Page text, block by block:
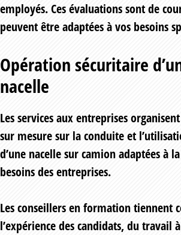
employés. Ces évaluations sont de
peuvent être adaptées à vos besoins
Opération sécuritaire
nacelle
Les services aux entreprises
sur mesure sur la conduite et
d’une nacelle sur camion adaptées à
besoins des entreprises.
Les conseillers en formation tiennent
l’expérience des candidats, du travail